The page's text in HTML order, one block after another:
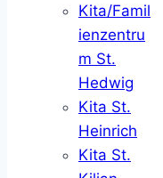
Kita/Famil
ienzentru
m St.
Hedwig
Kita St.
Heinrich
Kita St.